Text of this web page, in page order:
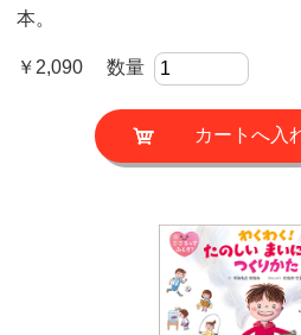
本。
￥2,090 数量